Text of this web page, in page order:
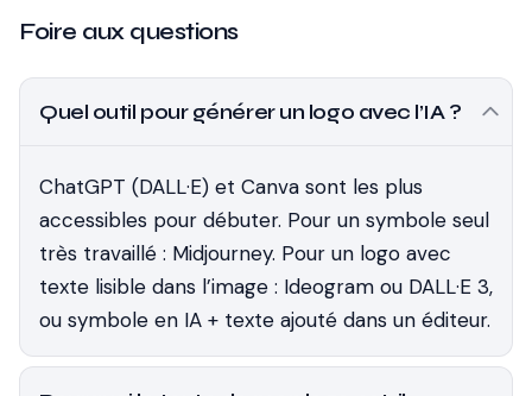
Foire aux questions
Quel outil pour générer un logo avec l’IA ?
ChatGPT (DALL·E) et Canva sont les plus
accessibles pour débuter. Pour un symbole seul
très travaillé : Midjourney. Pour un logo avec
texte lisible dans l’image : Ideogram ou DALL·E 3,
ou symbole en IA + texte ajouté dans un éditeur.